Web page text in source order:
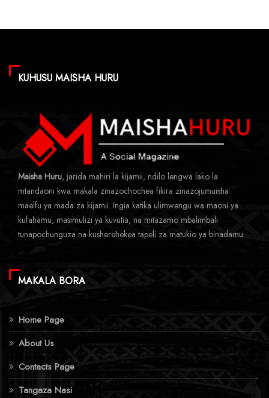
KUHUSU MAISHA HURU
Maisha Huru, jarida mahiri la kijamii, ndilo lengwa lako la
mtandaoni kwa makala zinazochochea fikira zinazojumuisha
maelfu ya mada za kijamii. Ingia katika ulimwengu wa maoni ya
kufahamu, masimulizi ya kuvutia, na mitazamo mbalimbali
tunapochunguza na kusherehekea tapeli za matukio ya binadamu.
MAKALA BORA
Home Page
About Us
Contacts Page
Tangaza Nasi